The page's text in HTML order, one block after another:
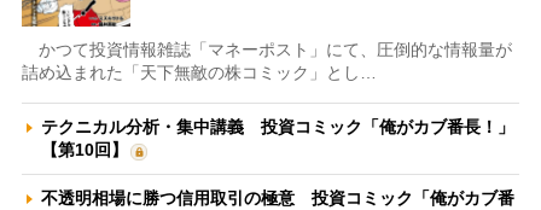
かつて投資情報雑誌「マネーポスト」にて、圧倒的な情報量が
詰め込まれた「天下無敵の株コミック」とし…
テクニカル分析・集中講義 投資コミック「俺がカブ番長！」
【第10回】
不透明相場に勝つ信用取引の極意 投資コミック「俺がカブ番